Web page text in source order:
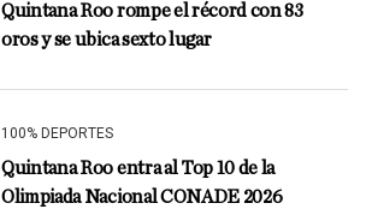
Quintana Roo rompe el récord con 83
oros y se ubica sexto lugar
100% DEPORTES
Quintana Roo entra al Top 10 de la
Olimpiada Nacional CONADE 2026